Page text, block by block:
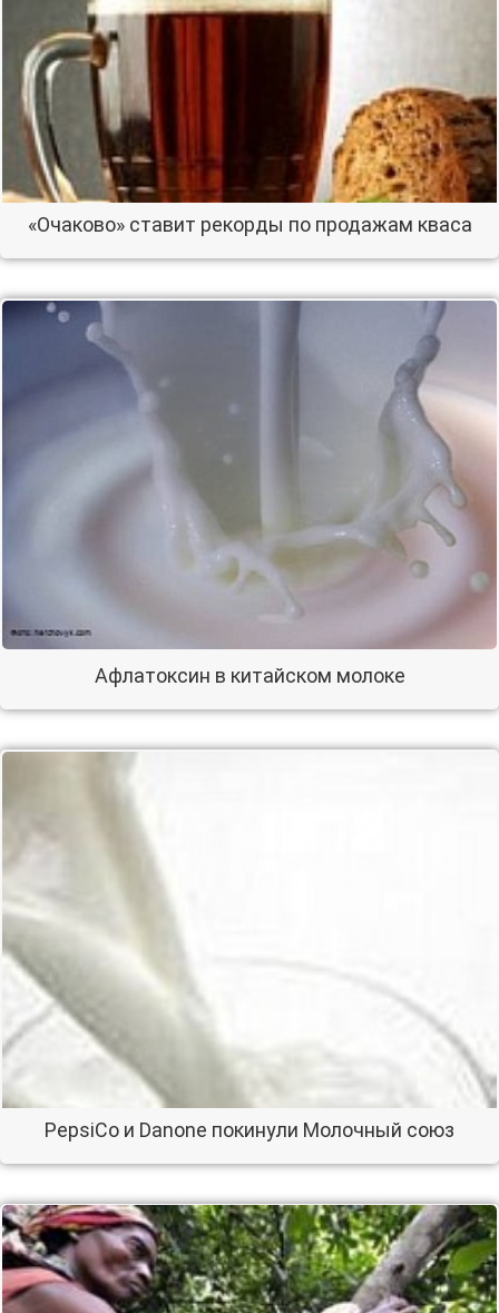
«Очаково» ставит рекорды по продажам кваса
Афлатоксин в китайском молоке
PepsiCo и Danone покинули Молочный союз